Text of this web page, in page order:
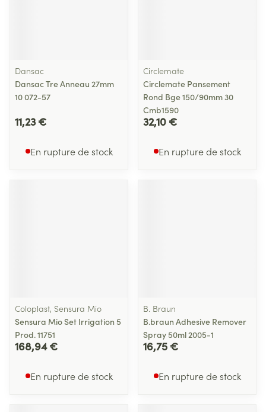
Dansac
Dansac Tre Anneau 27mm
10 072-57
11,23 €
En rupture de stock
Circlemate
Circlemate Pansement
Rond Bge 150/90mm 30
Cmb1590
32,10 €
En rupture de stock
Coloplast, Sensura Mio
Sensura Mio Set Irrigation 5
Prod. 11751
168,94 €
En rupture de stock
B. Braun
B.braun Adhesive Remover
Spray 50ml 2005-1
16,75 €
En rupture de stock